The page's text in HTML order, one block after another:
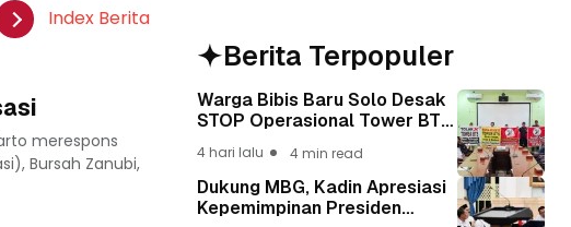
Index Berita
merespons
Bursah Zanubi,
Berita Terpopuler
Warga Bibis Baru Solo Desak
STOP Operasional Tower BTS,
Keselamatan Warga Lebih
Berharga
4 hari lalu 4 min read
Dukung MBG, Kadin Apresiasi
Kepemimpinan Presiden